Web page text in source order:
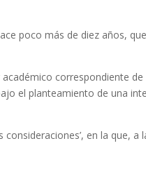
poco más de diez años,
correspondiente de
el planteamiento de una
en la que, a